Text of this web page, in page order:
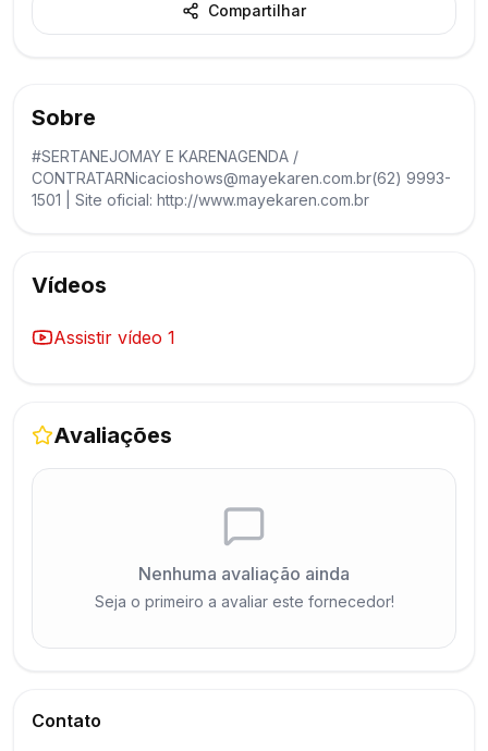
Compartilhar
Sobre
#SERTANEJOMAY E KARENAGENDA /
CONTRATARNicacioshows@mayekaren.com.br(62) 9993-
1501 | Site oficial: http://www.mayekaren.com.br
Vídeos
Assistir vídeo 1
Avaliações
Nenhuma avaliação ainda
Seja o primeiro a avaliar este fornecedor!
Contato